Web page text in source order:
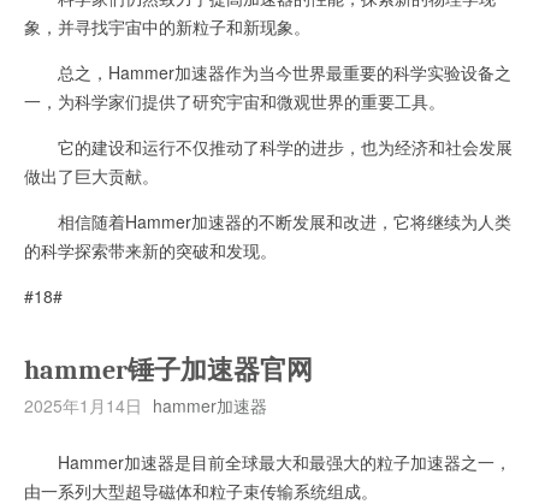
象，并寻找宇宙中的新粒子和新现象。
总之，Hammer加速器作为当今世界最重要的科学实验设备之
一，为科学家们提供了研究宇宙和微观世界的重要工具。
它的建设和运行不仅推动了科学的进步，也为经济和社会发展
做出了巨大贡献。
相信随着Hammer加速器的不断发展和改进，它将继续为人类
的科学探索带来新的突破和发现。
#18#
hammer锤子加速器官网
2025年1月14日 hammer加速器
Hammer加速器是目前全球最大和最强大的粒子加速器之一，
由一系列大型超导磁体和粒子束传输系统组成。